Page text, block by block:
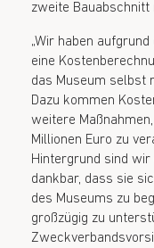
zweite Bauabschnitt
„Wir haben
eine
das Museum selbst
Dazu kommen
weitere
Millionen Euro zu
Hintergrund sind
dankbar, dass sie
des Museums zu
großzügig zu